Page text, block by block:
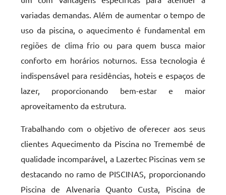
variadas demandas. Além de aumentar o tempo de
uso da piscina, o aquecimento é fundamental em
regiões de clima frio ou para quem busca maior
conforto em horários noturnos. Essa tecnologia é
indispensável para residências, hoteis e espaços de
lazer, proporcionando bem-estar e maior
aproveitamento da estrutura.
Trabalhando com o objetivo de oferecer aos seus
clientes Aquecimento da Piscina no Tremembé de
qualidade incomparável, a Lazertec Piscinas vem se
destacando no ramo de PISCINAS, proporcionando
Piscina de Alvenaria Quanto Custa, Piscina de